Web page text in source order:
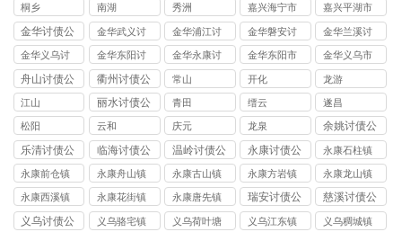
司
桐乡 南湖 秀洲
嘉兴海宁市
讨债公司
嘉兴平湖市
讨债公司
金华讨债公
司
金华武义讨
债公司
金华浦江讨
债公司
金华磐安讨
债公司
金华兰溪讨
债公司
金华义乌讨
债公司
金华东阳讨
债公司
金华永康讨
债公司
金华东阳市
讨债公司
金华义乌市
讨债公司
舟山讨债公
司
衢州讨债公
司
常山 开化 龙游
江山
丽水讨债公
司
青田 缙云 遂昌
松阳 云和 庆元 龙泉
余姚讨债公
司
乐清讨债公
司
临海讨债公
司
温岭讨债公
司
永康讨债公
司
永康石柱镇
讨债公司
永康前仓镇
讨债公司
永康舟山镇
讨债公司
永康古山镇
讨债公司
永康方岩镇
讨债公司
永康龙山镇
讨债公司
永康西溪镇
讨债公司
永康花街镇
讨债公司
永康唐先镇
讨债公司
瑞安讨债公
司
慈溪讨债公
司
义乌讨债公
义乌骆宅镇
义乌荷叶塘
义乌江东镇
义乌稠城镇